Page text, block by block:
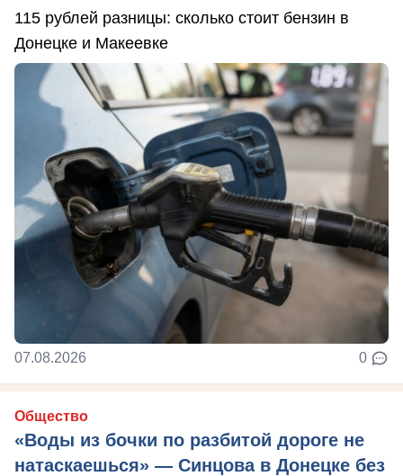
115 рублей разницы: сколько стоит бензин в
Донецке и Макеевке
07.08.2026 0
Общество
«Воды из бочки по разбитой дороге не
натаскаешься» — Синцова в Донецке без